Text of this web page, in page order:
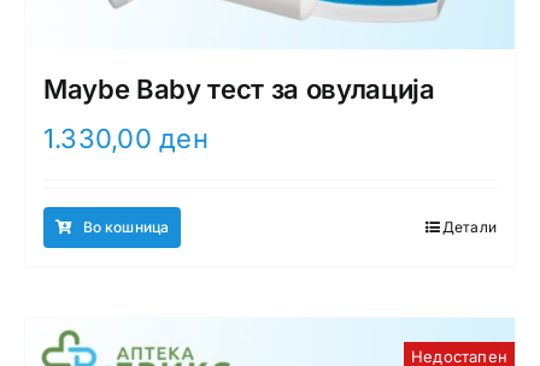
Maybe Baby тест за овулација
1.330,00ден
Во кошница Детали
Недостапен